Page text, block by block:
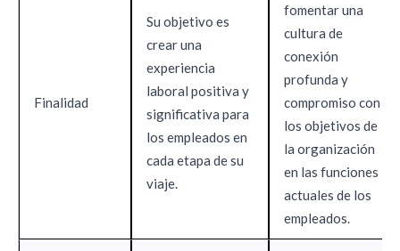
Finalidad
Su objetivo es
crear una
experiencia
laboral positiva y
significativa para
los empleados en
cada etapa de su
viaje.
fomentar una
cultura de
conexión
profunda y
compromiso con
los objetivos de
la organización
en las funciones
actuales de los
empleados.